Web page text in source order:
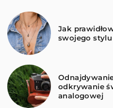
Jak
swojego
odkrywanie
analogowej